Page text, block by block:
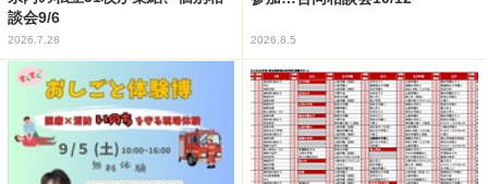
談会9/6
2026.7.28 2026.8.5